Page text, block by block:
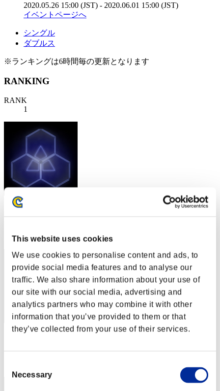
This website uses cookies
We use cookies to personalise content and ads, to
provide social media features and to analyse our
traffic. We also share information about your use of
our site with our social media, advertising and
analytics partners who may combine it with other
information that you’ve provided to them or that
they’ve collected from your use of their services.
Selection
Necessary
2020.05.26 15:00 (JST) - 2020.06.01 15:00 (JST)
イベントページへ
シングル
ダブルス
※ランキングは6時間毎の更新となります
RANKING
RANK
1
スコア: -
2